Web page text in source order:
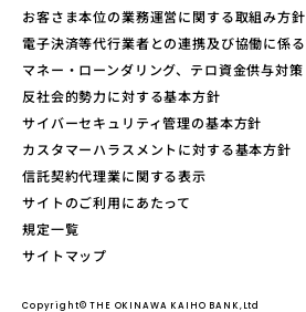
お客さま本位の業務運営に関する取組み方針
電子決済等代行業者との連携及び協働に係
マネー・ローンダリング、テロ資金供与対策
反社会的勢力に対する基本方針
サイバーセキュリティ管理の基本方針
カスタマーハラスメントに対する基本方針
信託契約代理業に関する表示
サイトのご利用にあたって
規定一覧
サイトマップ
Copyright© THE OKINAWA KAIHO BANK,Ltd